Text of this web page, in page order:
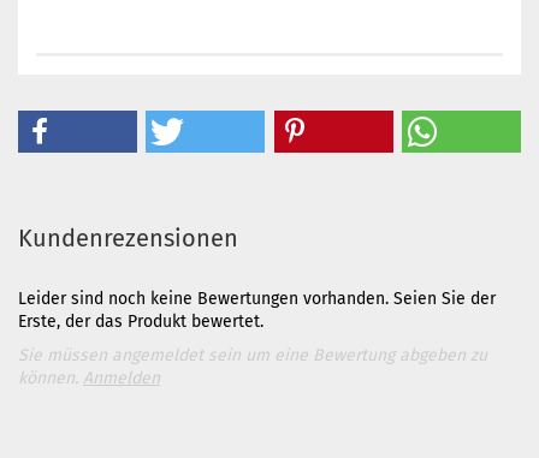
Kundenrezensionen
Leider sind noch keine Bewertungen vorhanden. Seien Sie der
Erste, der das Produkt bewertet.
Sie müssen angemeldet sein um eine Bewertung abgeben zu
können. Anmelden